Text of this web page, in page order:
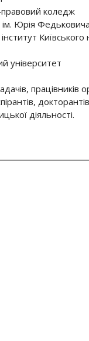
коледж
ім. Юрія
університет
працівників
діяльності.